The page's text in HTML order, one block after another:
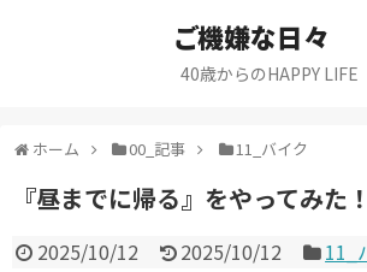
ご機嫌な日々
40歳からのHAPPY LIFE
ホーム 00_記事 11_バイク
『昼までに帰る』をやってみた！
2025/10/12 2025/10/12
11_